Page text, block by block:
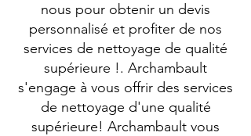
nous pour obtenir un devis
personnalisé et profiter de nos
services de nettoyage de qualité
supérieure !. Archambault
s'engage à vous offrir des services
de nettoyage d'une qualité
supérieure! Archambault vous